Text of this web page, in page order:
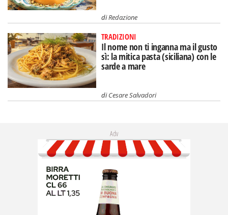
diRedazione
TRADIZIONI
Il nome non ti inganna ma il gusto
sì: la mitica pasta (siciliana) con le
sarde a mare
diCesare Salvadori
Adv